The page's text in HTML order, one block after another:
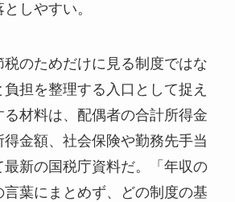
しやすい。
のためだけに見る制度ではな
担を整理する入口として捉え
材料は、配偶者の合計所得金
金額、社会保険や勤務先手当
最新の国税庁資料だ。「年収の
葉にまとめず、どの制度の基